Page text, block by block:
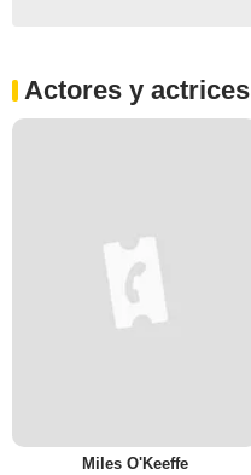
Actores y actrices
Miles O'Keeffe